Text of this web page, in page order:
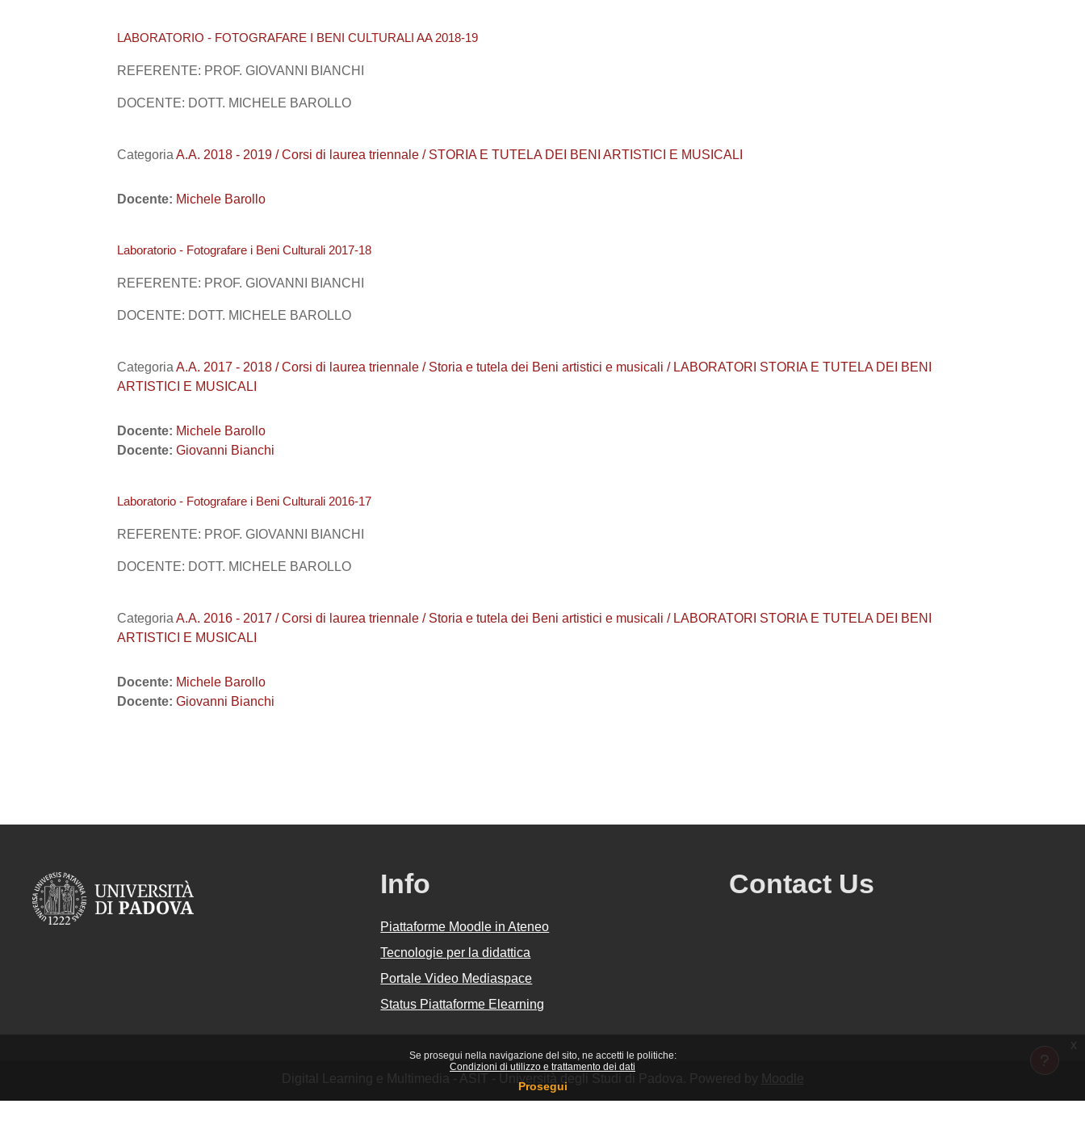
Se prosegui nella navigazione del sito, ne accetti le politiche:
Condizioni di utilizzo e trattamento dei dati
Prosegui
x
LABORATORIO - FOTOGRAFARE I BENI CULTURALI AA 2018-19
REFERENTE: PROF. GIOVANNI BIANCHI
DOCENTE: DOTT. MICHELE BAROLLO
Categoria A.A. 2018 - 2019 / Corsi di laurea triennale / STORIA E TUTELA DEI BENI ARTISTICI E MUSICALI
Docente: Michele Barollo
Laboratorio - Fotografare i Beni Culturali 2017-18
REFERENTE: PROF. GIOVANNI BIANCHI
DOCENTE: DOTT. MICHELE BAROLLO
Categoria A.A. 2017 - 2018 / Corsi di laurea triennale / Storia e tutela dei Beni artistici e musicali / LABORATORI STORIA E TUTELA DEI BENI
ARTISTICI E MUSICALI
Docente: Michele Barollo
Docente: Giovanni Bianchi
Laboratorio - Fotografare i Beni Culturali 2016-17
REFERENTE: PROF. GIOVANNI BIANCHI
DOCENTE: DOTT. MICHELE BAROLLO
Categoria A.A. 2016 - 2017 / Corsi di laurea triennale / Storia e tutela dei Beni artistici e musicali / LABORATORI STORIA E TUTELA DEI BENI
ARTISTICI E MUSICALI
Docente: Michele Barollo
Docente: Giovanni Bianchi
Info
Piattaforme Moodle in Ateneo
Tecnologie per la didattica
Portale Video Mediaspace
Status Piattaforme Elearning
Contact Us
Digital Learning e Multimedia - ASIT - Università degli Studi di Padova. Powered by Moodle